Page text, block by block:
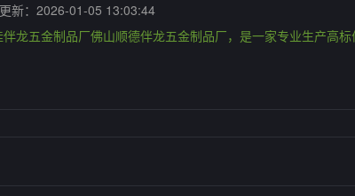
更新：2026-01-05 13:03:44
龙五金制品厂佛山顺德伴龙五金制品厂，是一家专业生产高